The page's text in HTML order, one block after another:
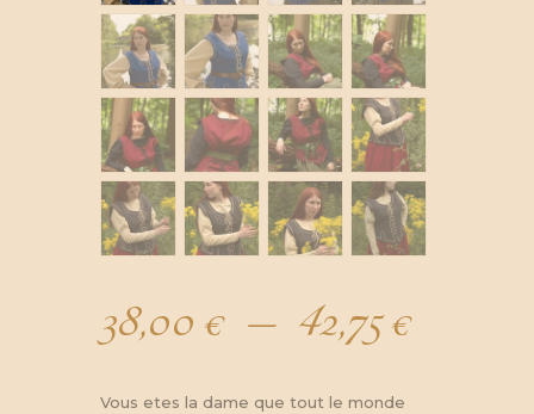
38,00€ – 42,75€
Vous etes la dame que tout le monde